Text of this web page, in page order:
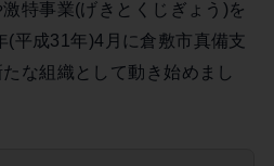
特事業(げきとくじぎょう)を
(平成31年)4月に倉敷市真備支
な組織として動き始めまし